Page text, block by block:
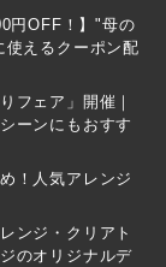
円OFF！】"母の
使えるクーポン配
フェア」開催｜
ーンにもおすす
！人気アレンジ
ンジ・クリアト
のオリジナルデ